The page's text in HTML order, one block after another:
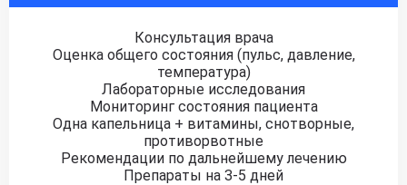
Консультация врача
Оценка общего состояния (пульс, давление,
температура)
Лабораторные исследования
Мониторинг состояния пациента
Одна капельница + витамины, снотворные,
противорвотные
Рекомендации по дальнейшему лечению
Препараты на 3-5 дней